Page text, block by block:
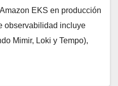
EKS en producción
observabilidad incluye
Mimir, Loki y Tempo),